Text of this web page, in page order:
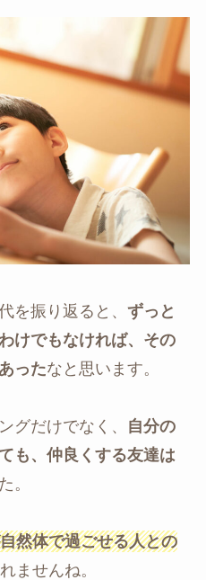
を振り返ると、 ずっと
けでもなければ、その
ったなと思います。
グだけでなく、
自分の
も、仲良くする友達は
。
然体で過ごせる人との
ませんね。